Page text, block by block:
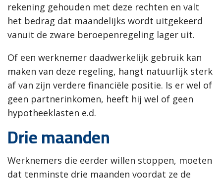
rekening gehouden met deze rechten en valt
het bedrag dat maandelijks wordt uitgekeerd
vanuit de zware beroepenregeling lager uit.
Of een werknemer daadwerkelijk gebruik kan
maken van deze regeling, hangt natuurlijk sterk
af van zijn verdere financiële positie. Is er wel of
geen partnerinkomen, heeft hij wel of geen
hypotheeklasten e.d.
Drie maanden
Werknemers die eerder willen stoppen, moeten
dat tenminste drie maanden voordat ze de